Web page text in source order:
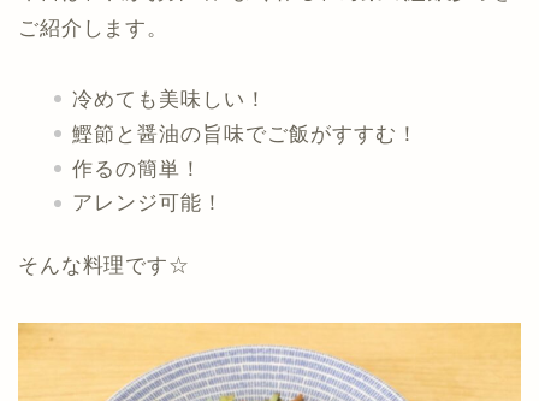
ご紹介します。
冷めても美味しい！
鰹節と醤油の旨味でご飯がすすむ！
作るの簡単！
アレンジ可能！
そんな料理です☆